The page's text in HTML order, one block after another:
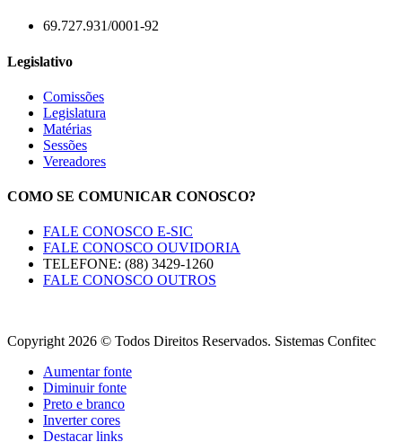
69.727.931/0001-92
Legislativo
Comissões
Legislatura
Matérias
Sessões
Vereadores
COMO SE COMUNICAR CONOSCO?
FALE CONOSCO E-SIC
FALE CONOSCO OUVIDORIA
TELEFONE: (88) 3429-1260
FALE CONOSCO OUTROS
Copyright 2026 © Todos Direitos Reservados. Sistemas Confitec
Aumentar fonte
Diminuir fonte
Preto e branco
Inverter cores
Destacar links